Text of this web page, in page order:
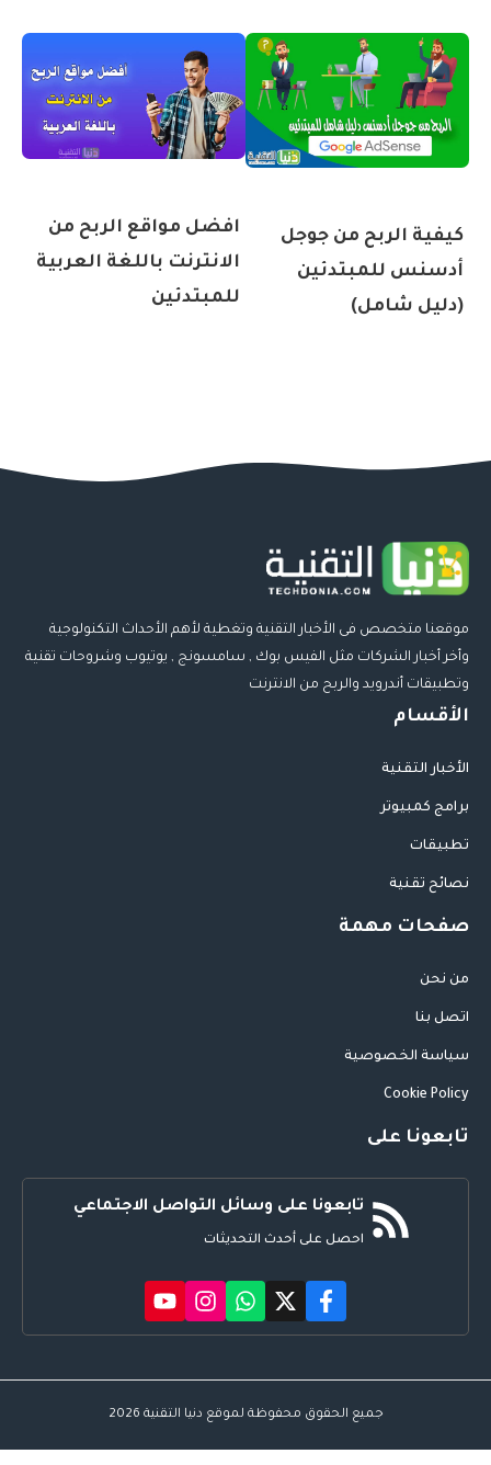
كيفية الربح من جوجل
أدسنس للمبتدئين
(دليل شامل)
افضل مواقع الربح من
الانترنت باللغة العربية
للمبتدئين
موقعنا متخصص فى الأخبار التقنية وتغطية لأهم الأحداث التكنولوجية
وأخر أخبار الشركات مثل الفيس بوك , سامسونج , يوتيوب وشروحات تقنية
وتطبيقات أندرويد والربح من الانترنت
الأقسام
الأخبار التقنية
برامج كمبيوتر
تطبيقات
نصائح تقنية
صفحات مهمة
من نحن
اتصل بنا
سياسة الخصوصية
Cookie Policy
تابعونا على
تابعونا على وسائل التواصل الاجتماعي
احصل على أحدث التحديثات
جميع الحقوق محفوظة لموقع دنيا التقنية 2026